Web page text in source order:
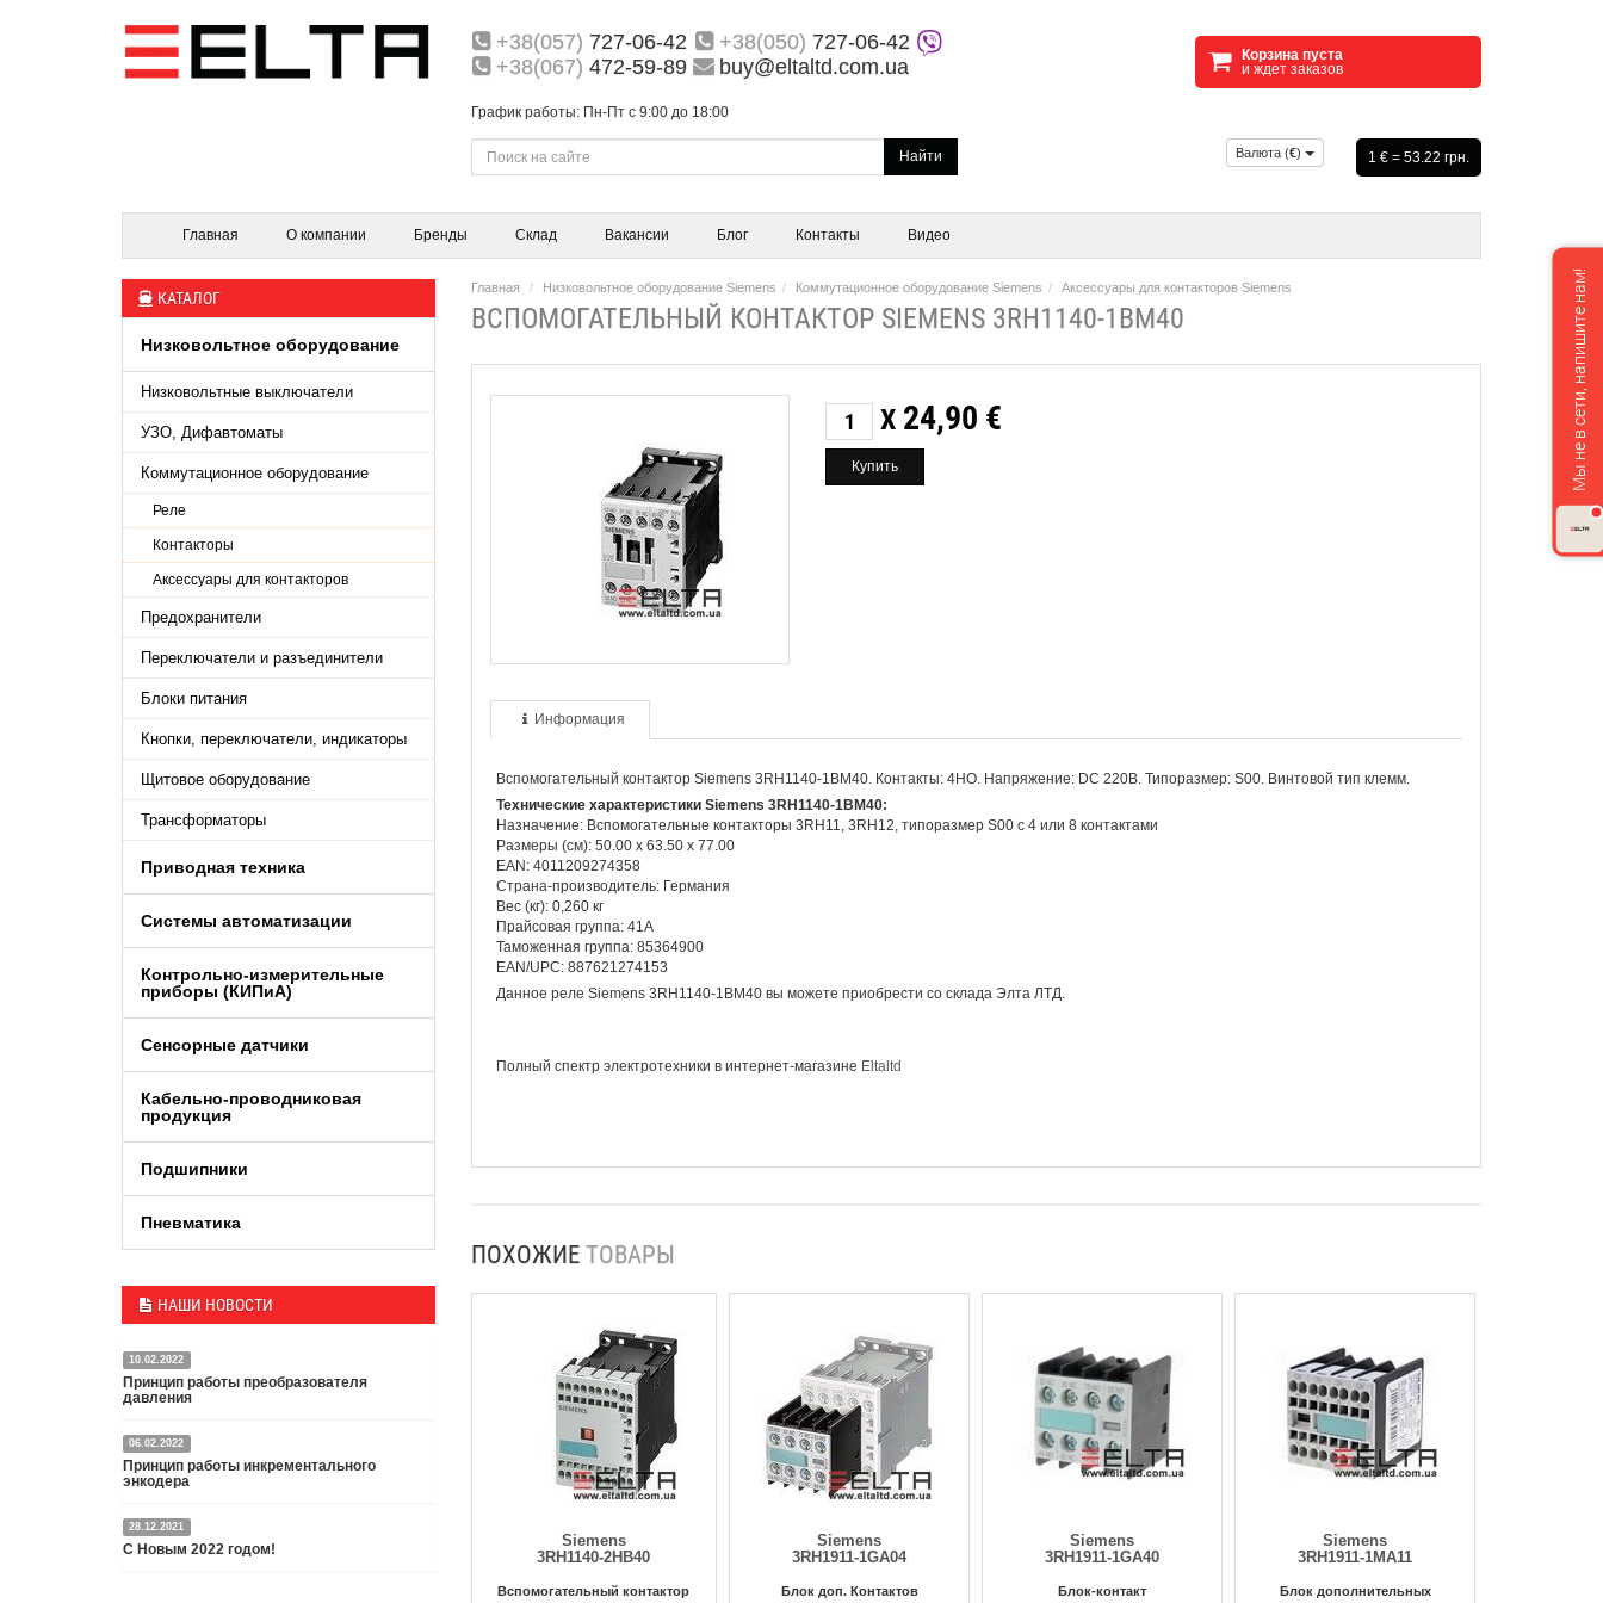
+38(057) 727-06-42 +38(050) 727-06-42
+38(067) 472-59-89 buy@eltaltd.com.ua
График работы: Пн-Пт с 9:00 до 18:00
Корзина пуста
и ждет заказов
Найти Валюта (€) 1 € = 53.22 грн.
Главная О компании Бренды Склад Вакансии Блог Контакты Видео
КАТАЛОГ
Низковольтное оборудование
Низковольтные выключатели
УЗО, Дифавтоматы
Коммутационное оборудование
Реле
Контакторы
Аксессуары для контакторов
Предохранители
Переключатели и разъединители
Блоки питания
Кнопки, переключатели, индикаторы
Щитовое оборудование
Трансформаторы
Приводная техника
Системы автоматизации
Контрольно-измерительные
приборы (КИПиA)
Сенсорные датчики
Кабельно-проводниковая
продукция
Подшипники
Пневматика
НАШИ НОВОСТИ
10.02.2022
Принцип работы преобразователя
давления
Датчик или преобразователь давления — это
специальное устройство, преобразующее
давление среды в пропорциональный
Подробнее
06.02.2022
Принцип работы инкрементального
энкодера
Энкодер представляет собой специальный датчик,
преобразующий угловое перемещение в
28.12.2021
С Новым 2022 годом!
Главная Низковольтное оборудование Siemens Коммутационное оборудование Siemens Аксессуары для контакторов Siemens
ВСПОМОГАТЕЛЬНЫЙ КОНТАКТОР SIEMENS 3RH1140-1BM40
X 24,90 €
Информация
Вспомогательный контактор Siemens 3RH1140-1BM40. Контакты: 4НО. Напряжение: DC 220В. Типоразмер: S00. Винтовой тип клемм.
Технические характеристики Siemens 3RH1140-1BM40:
Назначение: Вспомогательные контакторы 3RH11, 3RH12, типоразмер S00 с 4 или 8 контактами
Размеры (см): 50.00 x 63.50 x 77.00
EAN: 4011209274358
Страна-производитель: Германия
Вес (кг): 0,260 кг
Прайсовая группа: 41А
Таможенная группа: 85364900
EAN/UPC: 887621274153
Данное реле Siemens 3RH1140-1BM40 вы можете приобрести со склада Элта ЛТД.
Полный спектр электротехники в интернет-магазине Eltaltd
ПОХОЖИЕ ТОВАРЫ
Siemens
3RH1140-2HB40
Вспомогательный контактор
Siemens
3RH1911-1GA04
Блок доп. Контактов
Siemens
3RH1911-1GA40
Блок-контакт
Siemens
3RH1911-1MA11
Блок дополнительных
Мы не в сети, напишите нам!